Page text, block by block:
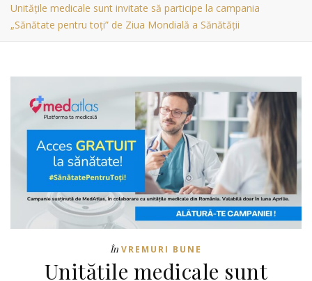
Unitățile medicale sunt invitate să participe la campania
„Sănătate pentru toți” de Ziua Mondială a Sănătății
În VREMURI BUNE
Unitățile medicale sunt